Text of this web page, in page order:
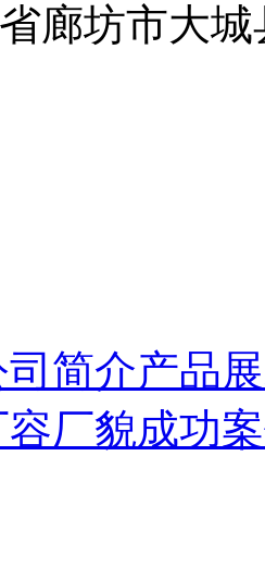
廊坊市大
简介产品
容厂貌成功